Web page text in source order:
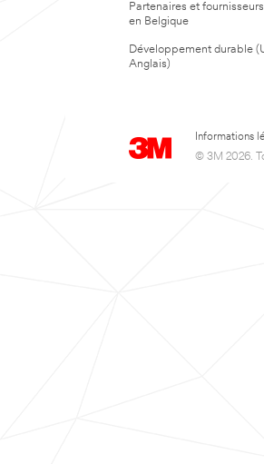
Partenaires et
en Belgique
Développement durable
Anglais)
Informations
© 3M 2026.